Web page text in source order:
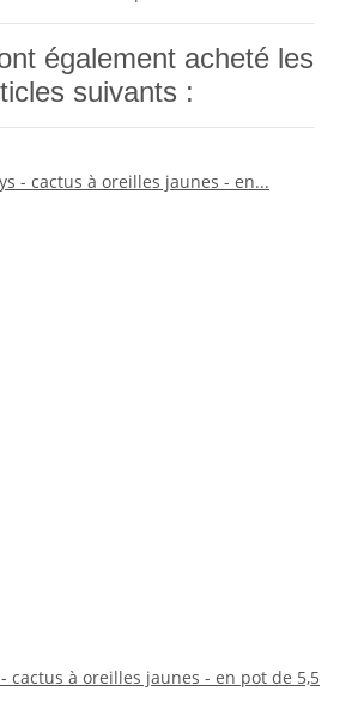
également acheté les
suivants :
cactus à oreilles jaunes - en pot de 5,5